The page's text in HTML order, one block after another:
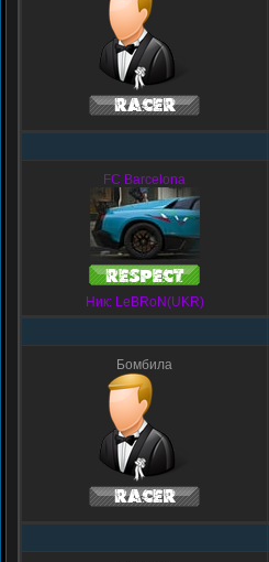
FC Barcelona
Ник: LeBRoN(UKR)
Бомбила